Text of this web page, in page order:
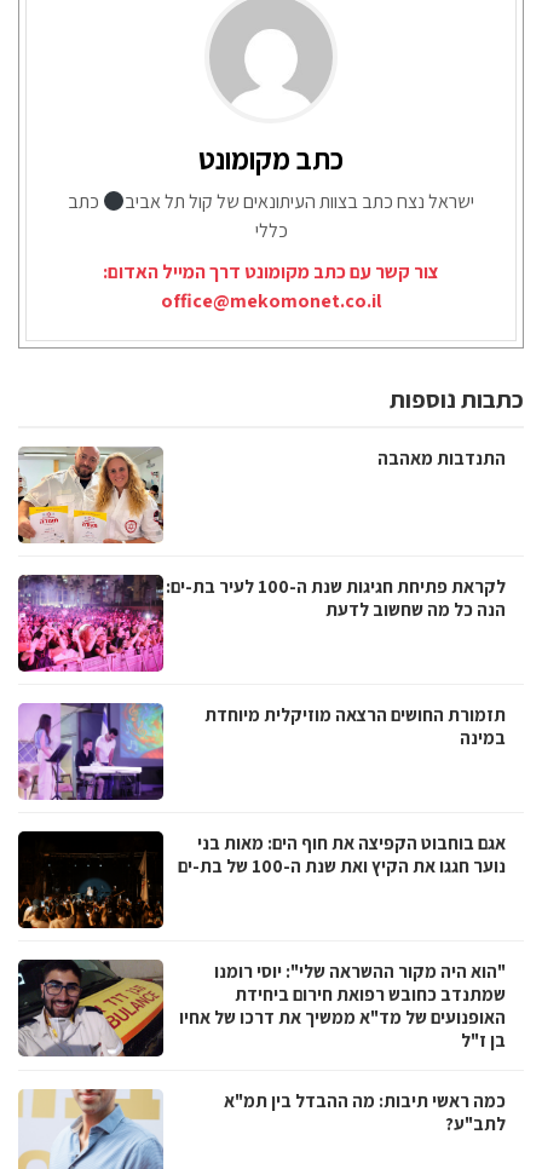
כתב מקומונט
ישראל נצח כתב בצוות העיתונאים של קול תל אביב
כתב
כללי
צור קשר עם כתב מקומונט דרך המייל האדום:
office@mekomonet.co.il
כתבות נוספות
התנדבות מאהבה
לקראת פתיחת חגיגות שנת ה-100 לעיר בת-ים:
הנה כל מה שחשוב לדעת
תזמורת החושים הרצאה מוזיקלית מיוחדת
במינה
אגם בוחבוט הקפיצה את חוף הים: מאות בני
נוער חגגו את הקיץ ואת שנת ה-100 של בת-ים
"הוא היה מקור ההשראה שלי": יוסי רומנו
שמתנדב כחובש רפואת חירום ביחידת
האופנועים של מד"א ממשיך את דרכו של אחיו
בן ז"ל
כמה ראשי תיבות: מה ההבדל בין תמ"א
לתב"ע?